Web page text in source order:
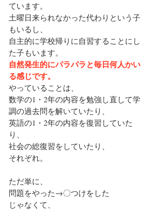
ています。
土曜日来られなかった代わりという子
もいるし、
自主的に学校帰りに自習することにし
た子もいます。
自然発生的にパラパラと毎日何人かい
る感じです。
やっていることは、
数学の1・2年の内容を勉強し直して学
調の過去問を解いていたり、
英語の1・2年の内容を復習していた
り、
社会の総復習をしていたり、
それぞれ。
ただ単に、
問題をやった→〇つけをした
じゃなくて、